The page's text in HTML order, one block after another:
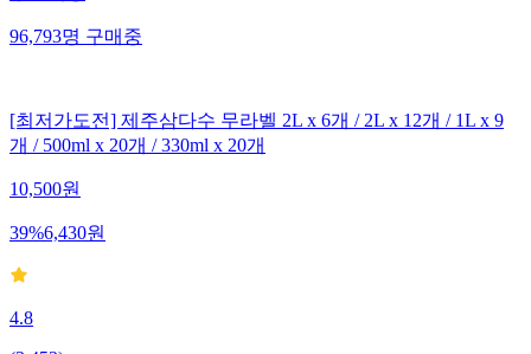
96,793명구매중
[최저가도전] 제주삼다수 무라벨 2L x 6개 / 2L x 12개 / 1L x 9
개 / 500ml x 20개 / 330ml x 20개
10,500원
39%6,430원
4.8